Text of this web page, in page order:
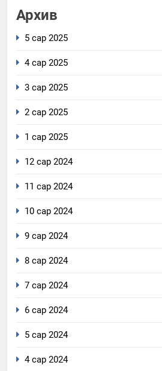
Архив
5 сар 2025
4 сар 2025
3 сар 2025
2 сар 2025
1 сар 2025
12 сар 2024
11 сар 2024
10 сар 2024
9 сар 2024
8 сар 2024
7 сар 2024
6 сар 2024
5 сар 2024
4 сар 2024